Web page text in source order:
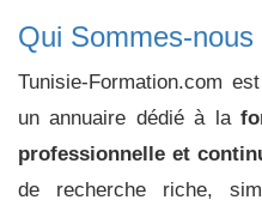
Qui Sommes-nous
Tunisie-Formation.com
un annuaire dédié à la
professionnelle et
de recherche riche,